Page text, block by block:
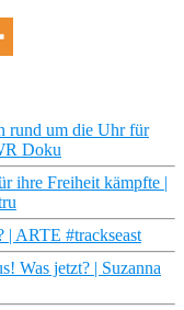
rund um die Uhr für
Doku
ihre Freiheit kämpfte |
| ARTE #trackseast
Was jetzt? | Suzanna